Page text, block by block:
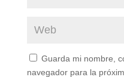
Guarda mi nombre,
navegador para la